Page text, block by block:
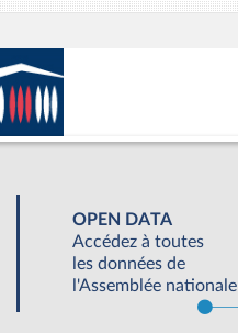
OPEN DATA
Accédez à toutes
les données de
l'Assemblée nationale